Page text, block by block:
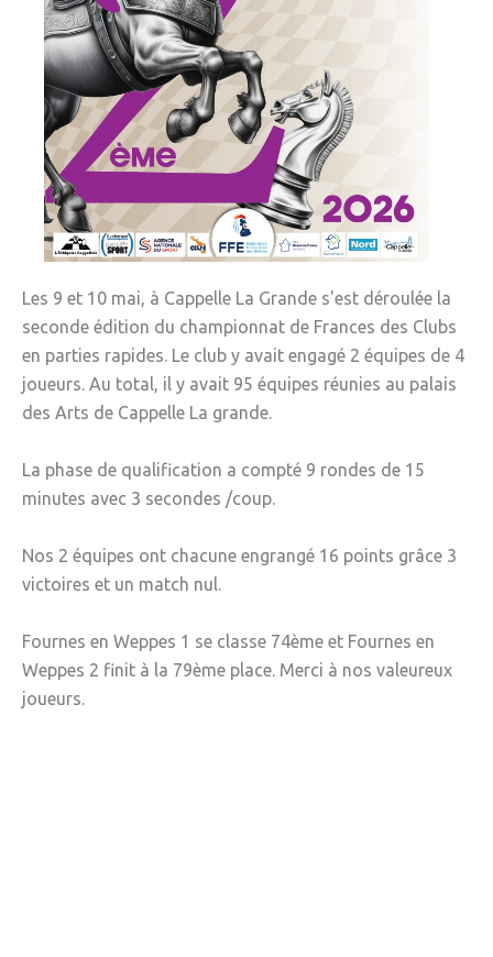
» Actualités
» Agenda
» Aide à la famille
» Commerces et artisans
» Démarches administratives
» Encombrants et déchets
» Gîtes - Chambres d'hôtes
» Numéros utiles
» Santé
» Transport
JEUNESSE
» Ecoles
» APE de l'Ecole du Clos
Les 9 et 10 mai, à Cappelle La Grande s'est déroulée la
seconde édition du championnat de Frances des Clubs
en parties rapides. Le club y avait engagé 2 équipes de 4
joueurs. Au total, il y avait 95 équipes réunies au palais
des Arts de Cappelle La grande.
La phase de qualification a compté 9 rondes de 15
minutes avec 3 secondes /coup.
Nos 2 équipes ont chacune engrangé 16 points grâce 3
victoires et un match nul.
Fournes en Weppes 1 se classe 74ème et Fournes en
Weppes 2 finit à la 79ème place. Merci à nos valeureux
joueurs.